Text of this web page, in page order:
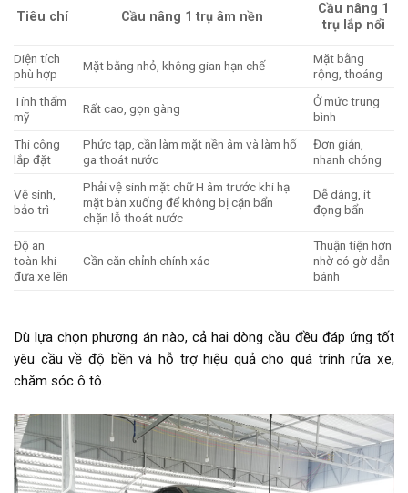
Tiêu chí Cầu nâng 1 trụ âm nền
Cầu nâng 1
trụ lắp nổi
Diện tích
phù hợp
Mặt bằng nhỏ, không gian hạn chế
Mặt bằng
rộng, thoáng
Tính thẩm
mỹ
Rất cao, gọn gàng
Ở mức trung
bình
Thi công
lắp đặt
Phức tạp, cần làm mặt nền âm và làm hố
ga thoát nước
Đơn giản,
nhanh chóng
Vệ sinh,
bảo trì
Phải vệ sinh mặt chữ H âm trước khi hạ
mặt bàn xuống để không bị cặn bẩn
chặn lỗ thoát nước
Dễ dàng, ít
đọng bẩn
Độ an
toàn khi
đưa xe lên
Cần căn chỉnh chính xác
Thuận tiện hơn
nhờ có gờ dẫn
bánh
Dù lựa chọn phương án nào, cả hai dòng cầu đều đáp ứng tốt
yêu cầu về độ bền và hỗ trợ hiệu quả cho quá trình rửa xe,
chăm sóc ô tô.